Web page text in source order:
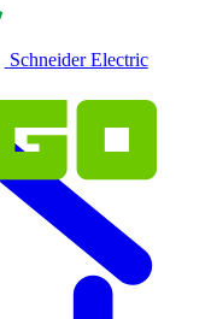
Schneider Electric